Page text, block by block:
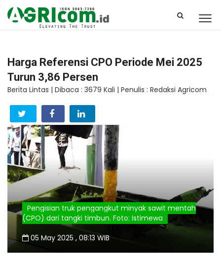
Harga Referensi CPO Periode Mei 2025
Turun 3,86 Persen
Berita Lintas | Dibaca : 3679 Kali | Penulis : Redaksi Agricom
Pengisian truk pengangkut minyak sawit mentah
(CPO) dari tangki timbun. Foto: Istimewa
05 May 2025 , 08:13 WIB